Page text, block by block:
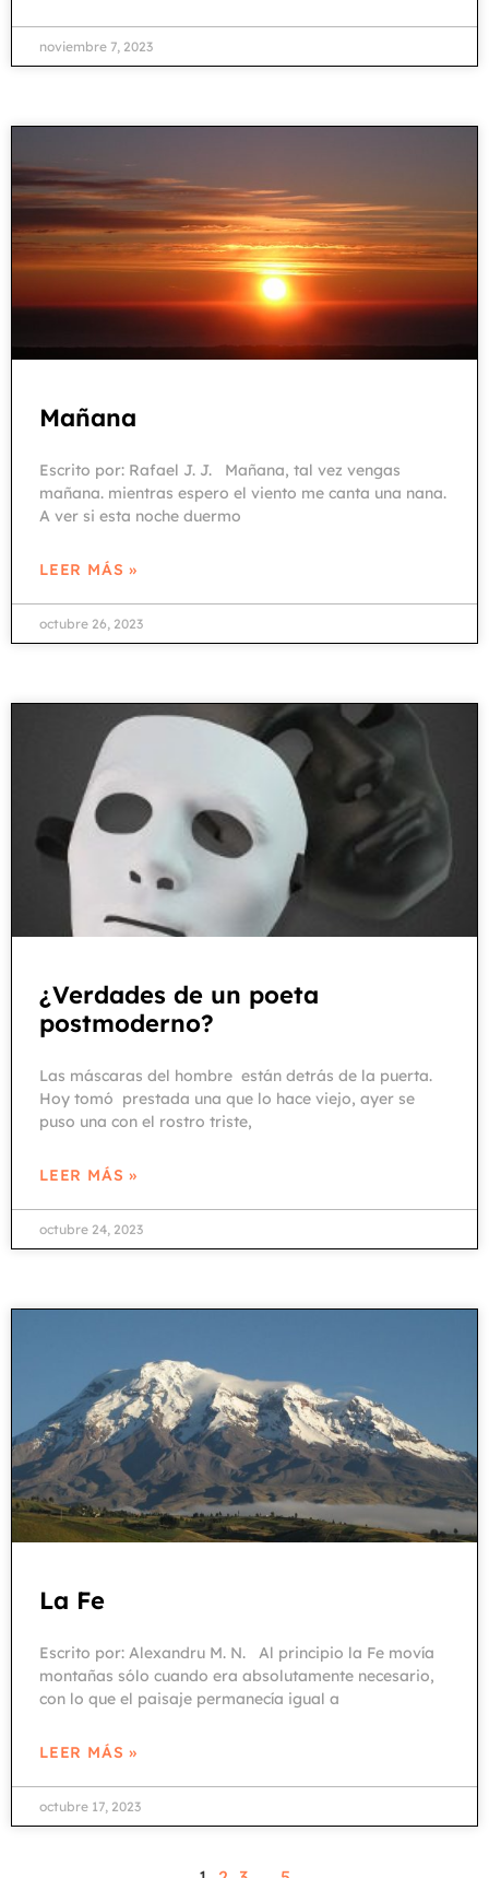
noviembre 7, 2023
Mañana
Escrito por: Rafael J. J. Mañana, tal vez vengas
mañana. mientras espero el viento me canta una nana.
A ver si esta noche duermo
LEER MÁS »
octubre 26, 2023
¿Verdades de un poeta
postmoderno?
Las máscaras del hombre están detrás de la puerta.
Hoy tomó prestada una que lo hace viejo, ayer se
puso una con el rostro triste,
LEER MÁS »
octubre 24, 2023
La Fe
Escrito por: Alexandru M. N. Al principio la Fe movía
montañas sólo cuando era absolutamente necesario,
con lo que el paisaje permanecía igual a
LEER MÁS »
octubre 17, 2023